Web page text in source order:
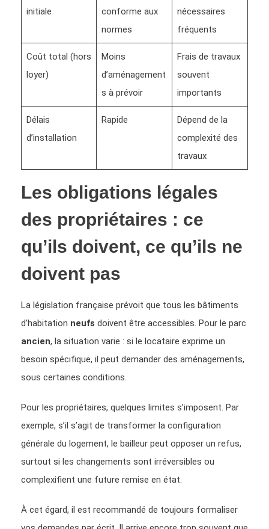
initiale
conforme aux
normes
nécessaires
fréquents
Coût total (hors
loyer)
Moins
d’aménagement
s à prévoir
Frais de travaux
souvent
importants
Délais
d’installation
Rapide
Dépend de la
complexité des
travaux
Les obligations légales
des propriétaires : ce
qu’ils doivent, ce qu’ils ne
doivent pas
La législation française prévoit que tous les bâtiments
d’habitation neufs doivent être accessibles. Pour le parc
ancien, la situation varie : si le locataire exprime un
besoin spécifique, il peut demander des aménagements,
sous certaines conditions.
Pour les propriétaires, quelques limites s’imposent. Par
exemple, s’il s’agit de transformer la configuration
générale du logement, le bailleur peut opposer un refus,
surtout si les changements sont irréversibles ou
complexifient une future remise en état.
À cet égard, il est recommandé de toujours formaliser